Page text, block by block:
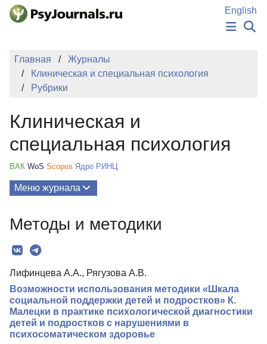
Перейти к основному содержанию
English
НОВОСТИ
АВТОРЫ
КЛЮЧЕВЫЕ СЛОВА
Главная
Журналы
Клиническая и специальная психология
Рубрики
Клиническая и
специальная психология
ВАК WoS Scopus Ядро РИНЦ
Меню журнала
О Журнале
Миссия
Редколлегия
Редакционная политика
Индексирование
Для авторов
Методы и методики
Лифинцева А.А., Рягузова А.В.
Возможности использования методики «Шкала
социальной поддержки детей и подростков» К.
Малецки в практике психологической диагностики
детей и подростков с нарушениями в
психосоматическом здоровье